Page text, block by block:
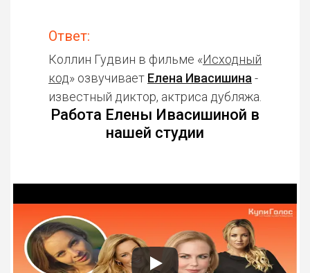
Ответ:
Коллин Гудвин в фильме «Исходный
код» озвучивает Елена Ивасишина -
известный диктор, актриса дубляжа.
Работа Елены Ивасишиной в
нашей студии